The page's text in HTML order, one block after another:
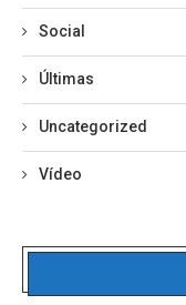
Social
Últimas
Uncategorized
Vídeo